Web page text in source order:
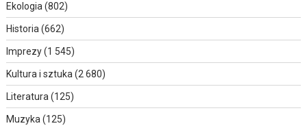
Ekologia (802)
Historia (662)
Imprezy(1 545)
Kultura i sztuka (2 680)
Literatura (125)
Muzyka (125)